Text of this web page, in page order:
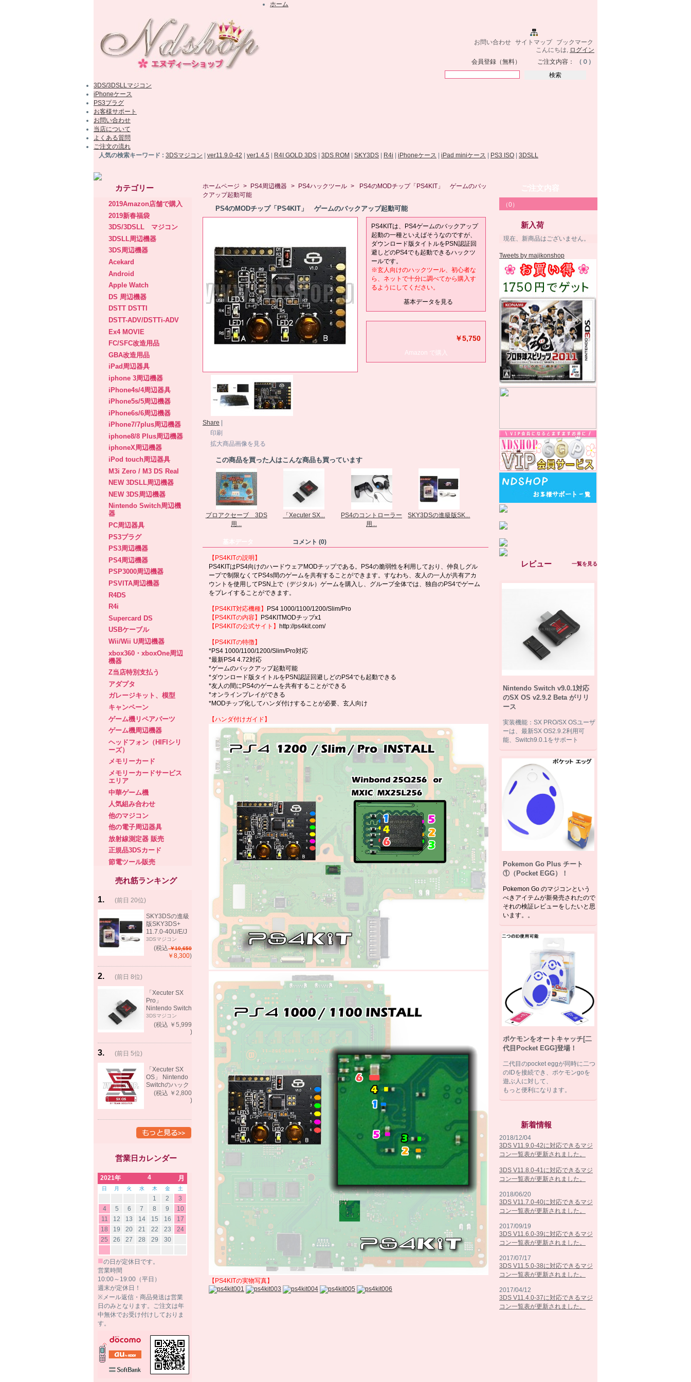
お問い合わせ サイトマップ
ブックマーク
こんにちは,
ログイン
ご注文内容： （０）
会員登録（無料）
ホーム
3DS/3DSLLマジコン
iPhoneケース
PS3プラグ
お客様サポート
お問い合わせ
当店について
よくある質問
ご注文の流れ
人気の検索キーワード : 3DSマジコン ver11.9.0-42 ver1.4.5 R4I GOLD 3DS 3DS ROM SKY3DS R4i iPhoneケース iPad miniケース PS3 ISO 3DSLL
カテゴリー
2019Amazon店舗で購入
2019新春福袋
3DS/3DSLL マジコン
3DSLL周辺機器
3DS周辺機器
Acekard
Android
Apple Watch
DS 周辺機器
DSTT DSTTI
DSTT-ADV/DSTTi-ADV
Ex4 MOVIE
FC/SFC改造用品
GBA改造用品
iPad周辺器具
iphone 3周辺機器
iPhone4s/4周辺器具
iPhone5s/5周辺機器
iPhone6s/6周辺機器
iPhone7/7plus周辺機器
iphone8/8 Plus周辺機器
iphoneX周辺機器
iPod touch周辺器具
M3i Zero / M3 DS Real
NEW 3DSLL周辺機器
NEW 3DS周辺機器
Nintendo Switch周辺機
器
PC周辺器具
PS3プラグ
PS3周辺機器
PS4周辺機器
PSP3000周辺機器
PSVITA周辺機器
R4DS
R4i
Supercard DS
USBケーブル
Wii/Wii U周辺機器
xbox360・xboxOne周辺
機器
Z当店特別支払う
アダプタ
ガレージキット、模型
キャンペーン
ゲーム機リペアパーツ
ゲーム機周辺機器
ヘッドフォン（HIFIシリ
ーズ）
メモリーカード
メモリーカードサービス
エリア
中華ゲーム機
人気組み合わせ
他のマジコン
他の電子周辺器具
放射線測定器 販売
正規品3DSカード
節電ツール販売
売れ筋ランキング
1.
rank
(前日 20位)
SKY3DSの進級
版SKY3DS+
11.7.0-40U/E/J
で起動可能
(MHX、FEifサポ
3DSマジコン
(税込￥10,650
￥8,300)
2.
rank
(前日 8位)
「Xecuter SX
Pro」
Nintendo Switch
バックアップゲ
ーム起動可能
3DSマジコン
(税込 ￥5,999
)
3.
rank
up!
(前日 5位)
「Xecuter SX
OS」 Nintendo
Switchのハック
ツール バック
(税込 ￥2,800
)
営業日カレンダー
2021年 4 月
日 月 火 水 木 金 土
1 2
3
4
5 6 7 8 9
10
11
12 13 14 15 16
17
18
19 20 21 22 23
24
25
26 27 28 29 30
■の日が定休日です。
営業時間
10:00～19:00（平日）
週末が定休日！
※メール返信・商品発送は営業
日のみとなります。ご注文は年
中無休でお受け付けしておりま
す。
ホームページ > PS4周辺機器 > PS4ハックツール >
PS4のMODチップ「PS4KIT」 ゲームのバッ
クアップ起動可能
PS4のMODチップ「PS4KIT」 ゲームのバックアップ起動可能
Share
印刷
拡大商品画像を見る
PS4KITは、PS4ゲームのバックアップ
起動の一種といえばそうなのですが、
ダウンロード版タイトルをPSN認証回
避しどのPS4でも起動できるハックツ
ールです。
※玄人向けのハックツール、初心者な
ら、ネットで十分に調べてから購入す
るようにしてください。
基本データを見る
￥5,750
Amazon で購入
この商品を買った人はこんな商品も買っています
プロアクセーブ 3DS
用...
「Xecuter SX...
PS4のコントローラー
用...
SKY3DSの進級版SK...
コメント (0)
【PS4KITの説明】
PS4KITはPS4向けのハードウェアMODチップである。PS4の脆弱性を利用しており、仲良しグル
ープで制限なくてPS4s間のゲームを共有することができます。すなわち、友人の一人が共有アカ
ウントを使用してPSN上で（デジタル）ゲームを購入し、グループ全体では、独自のPS4でゲーム
をプレイすることができます。
【PS4KIT対応機種】
PS4 1000/1100/1200/Slim/Pro
【PS4KITの内容】
PS4KITMODチップx1
【PS4KITの公式サイト】 http://ps4kit.com/
【PS4KITの特徴】
*PS4 1000/1100/1200/Slim/Pro対応
*最新PS4 4.72対応
*ゲームのバックアップ起動可能
*ダウンロード版タイトルをPSN認証回避しどのPS4でも起動できる
*友人の間にPS4のゲームを共有することができる
*オンラインプレイができる
*MODチップ化してハンダ付けすることが必要、玄人向け
【ハンダ付けガイド 】
【PS4KITの実物写真】
（0）
新入荷
現在、新商品はございません。
Tweets by majikonshop
レビュー 一覧を見る
Nintendo Switch v9.0.1対応
のSX OS v2.9.2 Beta がリリ
ース
実装機能：SX PRO/SX OSユーザ
ーは、最新SX OS2.9.2利用可
能、Switch9.0.1をサポート
Pokemon Go Plus チート
①（Pocket EGG）！
Pokemon Go のマジコンという
べきアイテムが新発売されたので
それの検証レビューをしたいと思
います。。
ポケモンをオートキャッチ[二
代目Pocket EGG]登場！
二代目のpocket eggが同時に二つ
のIDを接続でき、ポケモンgoを
遊ぶ人に対して、
もっと便利になります。
新着情報
2018/12/04
3DS V11.9.0-42に対応できるマジ
コン一覧表が更新されました。
3DS V11.8.0-41に対応できるマジ
コン一覧表が更新されました。
2018/06/20
3DS V11.7.0-40に対応できるマジ
コン一覧表が更新されました。
2017/09/19
3DS V11.6.0-39に対応できるマジ
コン一覧表が更新されました。
2017/07/17
3DS V11.5.0-38に対応できるマジ
コン一覧表が更新されました。
2017/04/12
3DS V11.4.0-37に対応できるマジ
コン一覧表が更新されました。